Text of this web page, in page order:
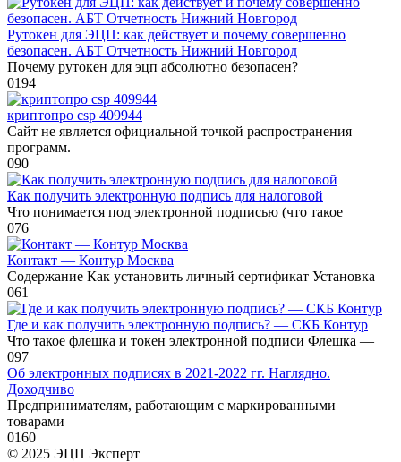
Рутокен для ЭЦП: как действует и почему совершенно
безопасен. АБТ Отчетность Нижний Новгород
Почему рутокен для эцп абсолютно безопасен?
0194
криптопро csp 409944
Сайт не является официальной точкой распространения
программ.
090
Как получить электронную подпись для налоговой
Что понимается под электронной подписью (что такое
076
Контакт — Контур Москва
Содержание Как установить личный сертификат Установка
061
Где и как получить электронную подпись? — СКБ Контур
Что такое флешка и токен электронной подписи Флешка —
097
Об электронных подписях в 2021-2022 гг. Наглядно.
Доходчиво
Предпринимателям, работающим с маркированными
товарами
0160
© 2025 ЭЦП Эксперт